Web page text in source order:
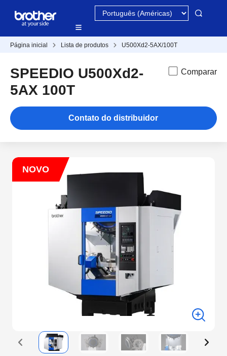
Página inicial Lista de produtos U500Xd2-5AX/100T
SPEEDIO U500Xd2-
5AX 100T
Comparar
Contato do distribuidor
NOVO